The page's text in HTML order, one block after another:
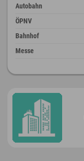
Autobahn
ÖPNV
Bahnhof
Messe